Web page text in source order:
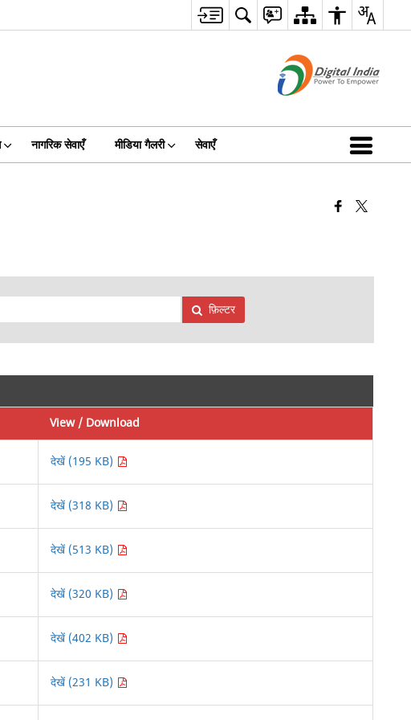
नागरिक सेवाएँ मीडिया गैलरी सेवाएँ
फ़िल्टर
View / Download
देखें (195 KB)
देखें (318 KB)
देखें (513 KB)
देखें (320 KB)
देखें (402 KB)
देखें (231 KB)